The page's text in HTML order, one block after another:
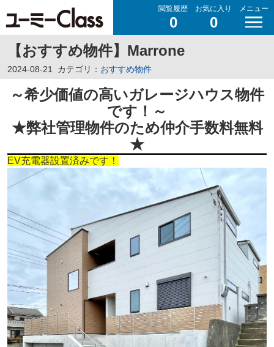
閲覧履歴
0
お気に入り
0
メニュー
【おすすめ物件】Marrone
2024-08-21 カテゴリ： おすすめ物件
～希少価値の高いガレージハウス物件
です！ ～
★弊社管理物件のため仲介手数料無料
★
EV充電器設置済みです！